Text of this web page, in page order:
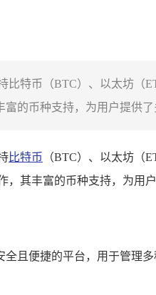
特币（BTC）、以太坊（
的币种支持，为用户提供
比特币
（BTC）、以太坊（
其丰富的币种支持，为用
且便捷的平台，用于管